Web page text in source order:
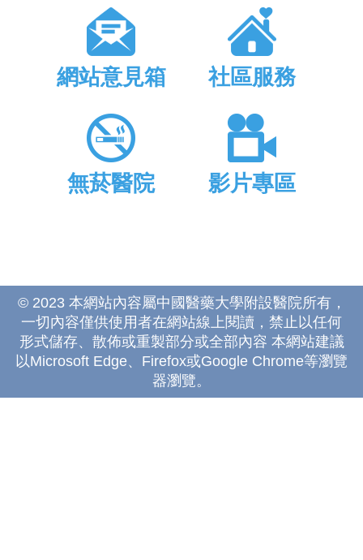
網站意見箱 社區服務
無菸醫院 影片專區
© 2023 本網站內容屬中國醫藥大學附設醫院所有，
一切內容僅供使用者在網站線上閱讀，禁止以任何
形式儲存、散佈或重製部分或全部內容 本網站建議
以Microsoft Edge、Firefox或Google Chrome等瀏覽
器瀏覽。